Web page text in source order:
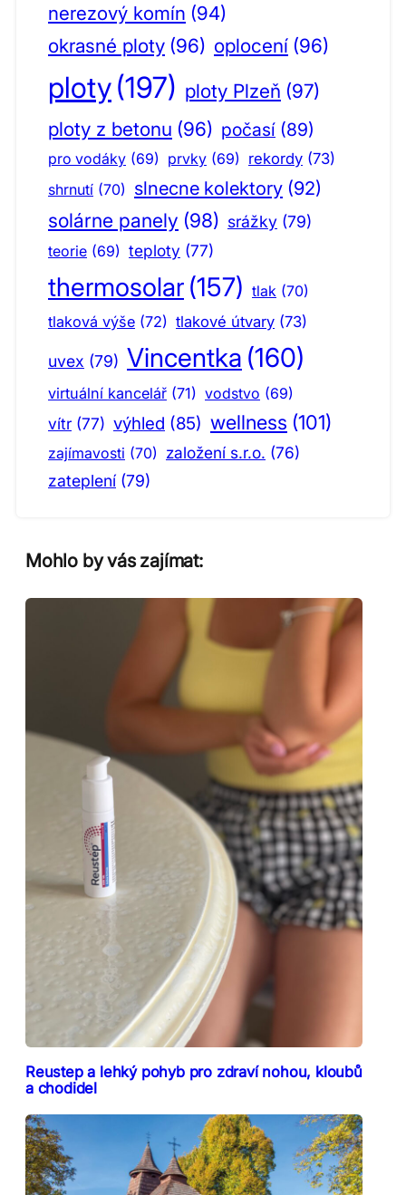
nerezový komín (94)
okrasné ploty (96) oplocení (96)
ploty(197) ploty Plzeň (97)
ploty z betonu (96) počasí (89)
pro vodáky (69) prvky (69) rekordy (73)
shrnutí (70) slnecne kolektory (92)
solárne panely (98) srážky (79)
teorie (69) teploty (77)
thermosolar (157) tlak (70)
tlaková výše (72) tlakové útvary (73)
uvex (79) Vincentka (160)
virtuální kancelář (71) vodstvo (69)
vítr (77) výhled (85) wellness (101)
zajímavosti (70) založení s.r.o. (76)
zateplení (79)
Mohlo by vás zajímat:
Reustep a lehký pohyb pro zdraví nohou, kloubů
a chodidel